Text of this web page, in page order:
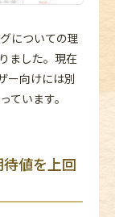
についての理
ました。現在
ー向けには別
ています。
値を上回